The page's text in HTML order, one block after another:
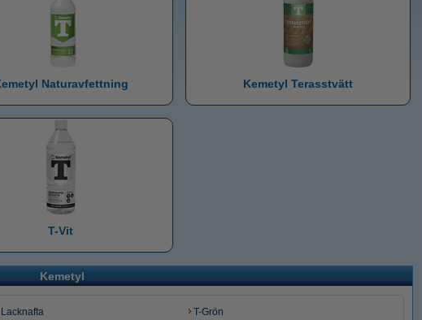
Naturavfettning Kemetyl Terasstvätt
T-Vit
Kemetyl
T-Grön